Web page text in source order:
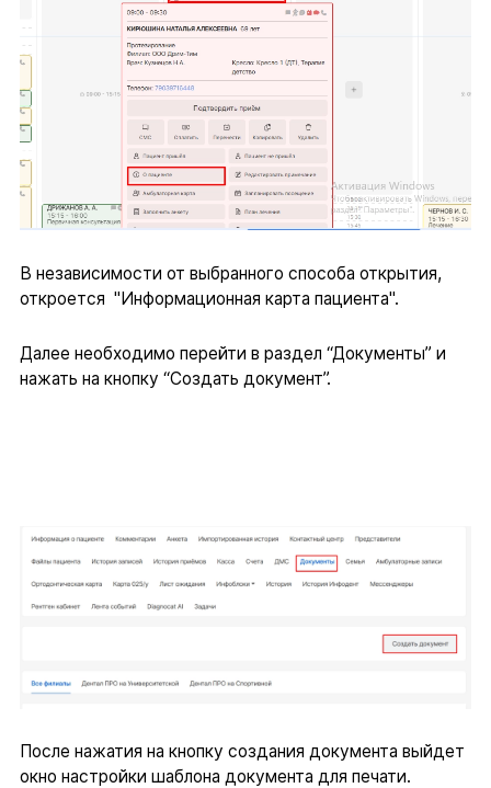
В независимости от выбранного способа открытия,
откроется "Информационная карта пациента".
Далее необходимо перейти в раздел “Документы” и
нажать на кнопку “Создать документ”.
После нажатия на кнопку создания документа выйдет
окно настройки шаблона документа для печати.